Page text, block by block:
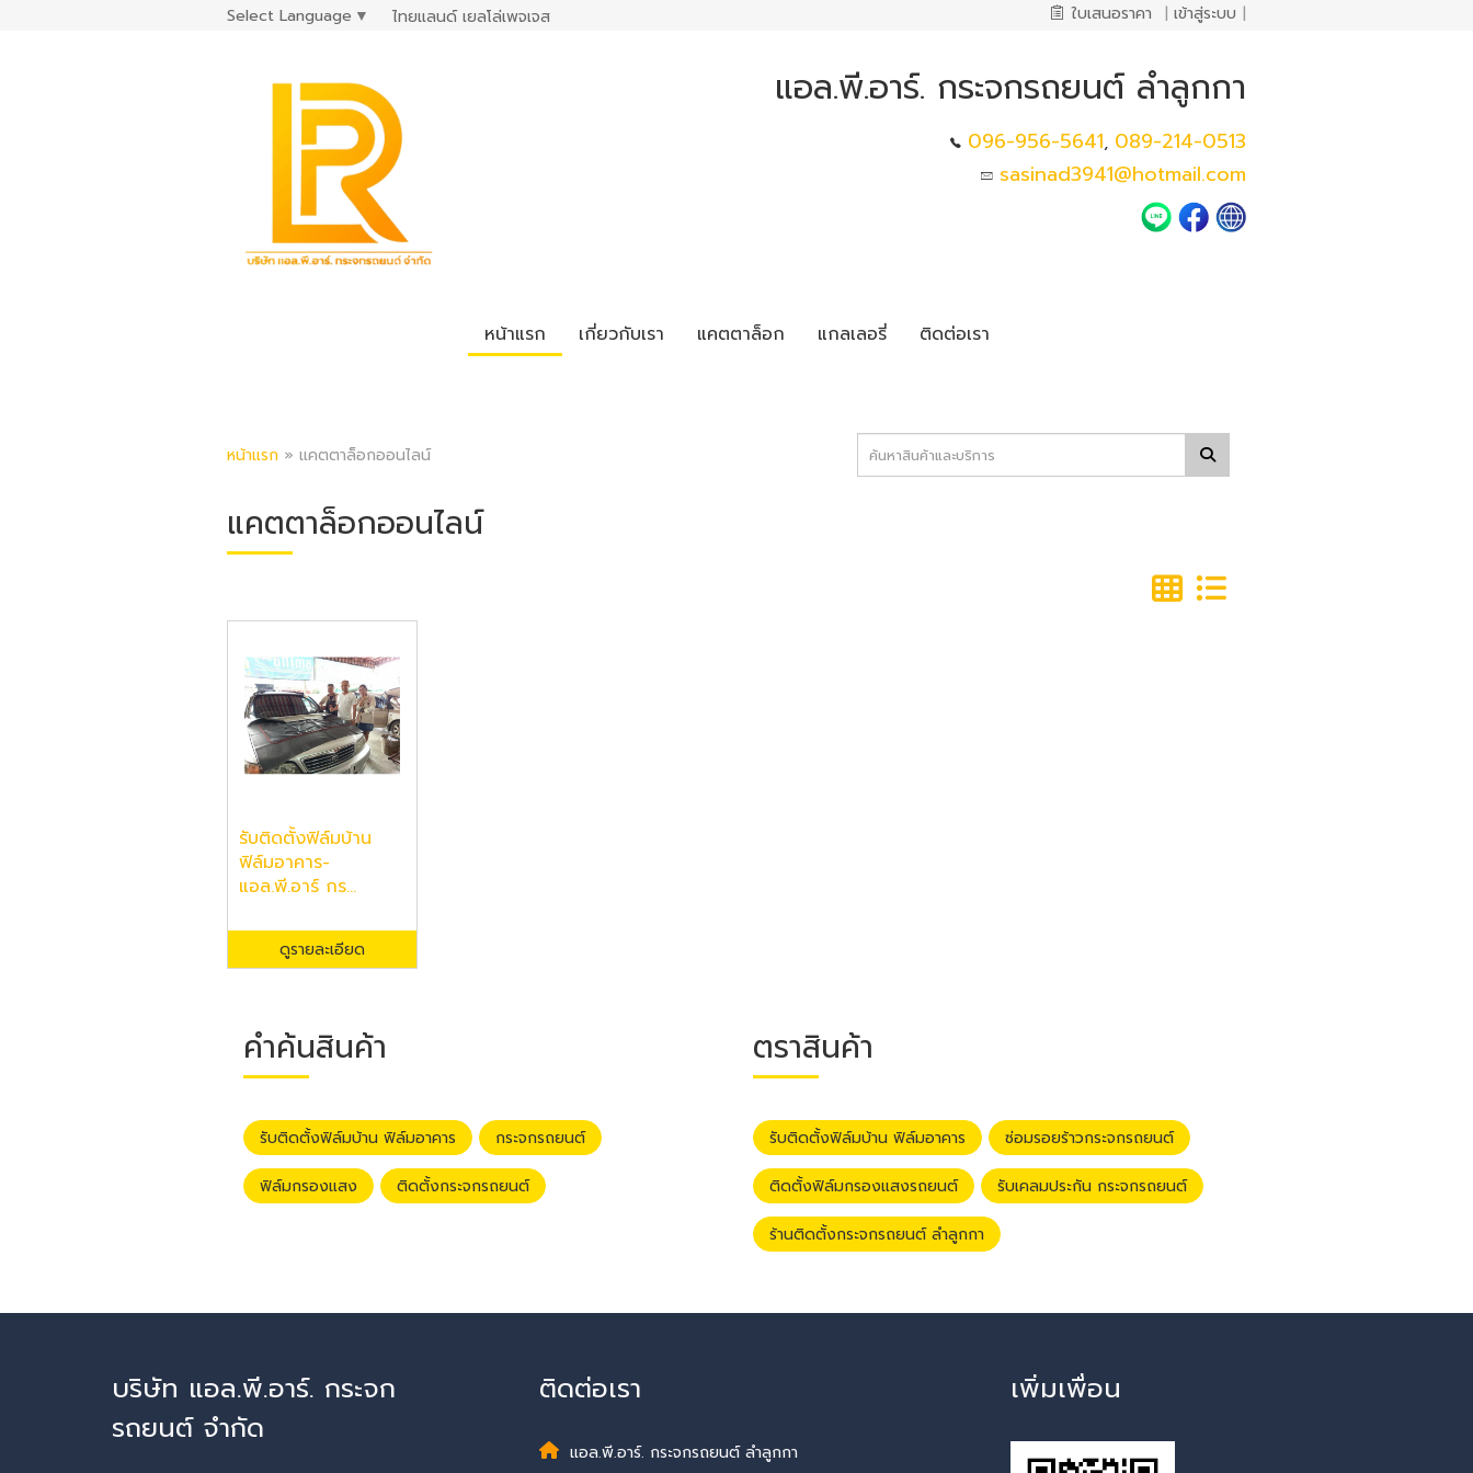
Select Language ▼ ไทยแลนด์ เยลโล่เพจเจส ใบเสนอราคา | เข้าสู่ระบบ |
แอล.พี.อาร์. กระจกรถยนต์ ลำลูกกา
096-956-5641, 089-214-0513
sasinad3941@hotmail.com
หน้าแรก เกี่ยวกับเรา แคตตาล็อก แกลเลอรี่ ติดต่อเรา
หน้าแรก » แคตตาล็อกออนไลน์
แคตตาล็อกออนไลน์
รับติดตั้งฟิล์มบ้าน
ฟิล์มอาคาร-
แอล.พี.อาร์ กร...
ดูรายละเอียด
คำค้นสินค้า
รับติดตั้งฟิล์มบ้าน ฟิล์มอาคาร กระจกรถยนต์
ฟิล์มกรองแสง ติดตั้งกระจกรถยนต์
ตราสินค้า
รับติดตั้งฟิล์มบ้าน ฟิล์มอาคาร ซ่อมรอยร้าวกระจกรถยนต์
ติดตั้งฟิล์มกรองแสงรถยนต์ รับเคลมประกัน กระจกรถยนต์
ร้านติดตั้งกระจกรถยนต์ ลำลูกกา
บริษัท แอล.พี.อาร์. กระจก
รถยนต์ จำกัด
ติดต่อเรา
แอล.พี.อาร์. กระจกรถยนต์ ลำลูกกา
เพิ่มเพื่อน